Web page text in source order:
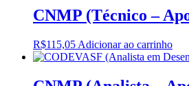
CNMP (Técnico –
R$115,05 Adicionar ao carrinho